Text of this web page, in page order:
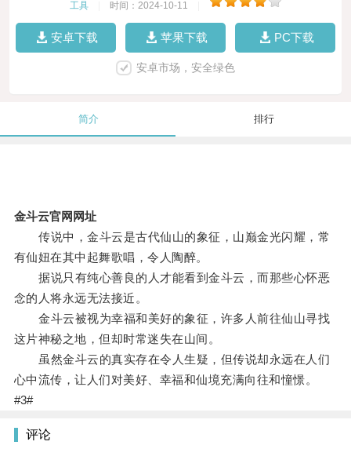
工具 时间：2024-10-11
安卓下载 苹果下载 PC下载
安卓市场，安全绿色
简介 排行
金斗云官网网址
传说中，金斗云是古代仙山的象征，山巅金光闪耀，常
有仙妞在其中起舞歌唱，令人陶醉。
据说只有纯心善良的人才能看到金斗云，而那些心怀恶
念的人将永远无法接近。
金斗云被视为幸福和美好的象征，许多人前往仙山寻找
这片神秘之地，但却时常迷失在山间。
虽然金斗云的真实存在令人生疑，但传说却永远在人们
心中流传，让人们对美好、幸福和仙境充满向往和憧憬。
#3#
评论